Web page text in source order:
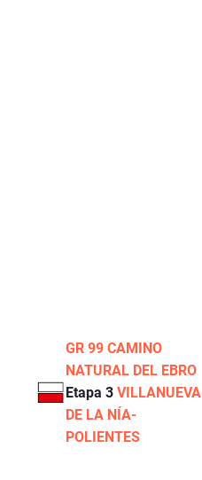
GR 99 CAMINO
NATURAL DEL EBRO
Etapa 3 VILLANUEVA
DE LA NÍA-
POLIENTES